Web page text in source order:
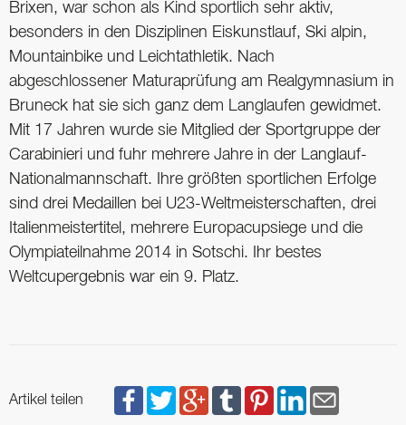
Brixen, war schon als Kind sportlich sehr aktiv,
besonders in den Disziplinen Eiskunstlauf, Ski alpin,
Mountainbike und Leichtathletik. Nach
abgeschlossener Maturaprüfung am Realgymnasium in
Bruneck hat sie sich ganz dem Langlaufen gewidmet.
Mit 17 Jahren wurde sie Mitglied der Sportgruppe der
Carabinieri und fuhr mehrere Jahre in der Langlauf-
Nationalmannschaft. Ihre größten sportlichen Erfolge
sind drei Medaillen bei U23-Weltmeisterschaften, drei
Italienmeistertitel, mehrere Europacupsiege und die
Olympiateilnahme 2014 in Sotschi. Ihr bestes
Weltcupergebnis war ein 9. Platz.
Artikel teilen